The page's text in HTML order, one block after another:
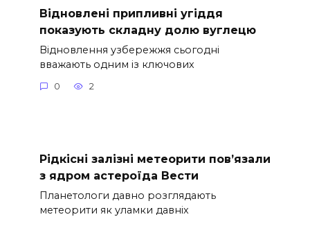
Відновлені припливні угіддя
показують складну долю вуглецю
Відновлення узбережжя сьогодні
вважають одним із ключових
0 2
Рідкісні залізні метеорити пов’язали
з ядром астероїда Вести
Планетологи давно розглядають
метеорити як уламки давніх